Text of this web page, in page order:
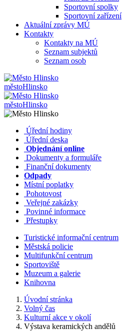
Sportovní spolky
Sportovní zařízení
Aktuální zprávy MÚ
Kontakty
Kontakty na MÚ
Seznam subjektů
Seznam osob
městoHlinsko
městoHlinsko
Úřední hodiny
Úřední deska
Objednání online
Dokumenty a formuláře
Finanční dokumenty
Odpady
Místní poplatky
Pohotovost
Veřejné zakázky
Povinné informace
Přestupky
Turistické informační centrum
Městská policie
Multifunkční centrum
Sportoviště
Muzeum a galerie
Knihovna
Úvodní stránka
Volný čas
Kulturní akce v okolí
Výstava keramických andělů